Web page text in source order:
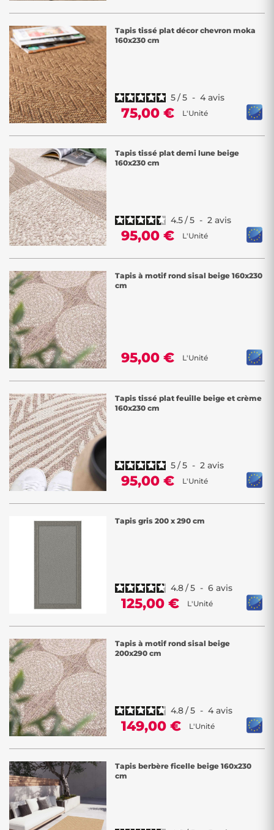
Tapis tissé plat décor chevron moka
160x230 cm
5/5 - 4 avis
75,00 € L'Unité
Tapis tissé plat demi lune beige
160x230 cm
4.5/5 - 2 avis
95,00 € L'Unité
Tapis à motif rond sisal beige 160x230
cm
95,00 € L'Unité
Tapis tissé plat feuille beige et crème
160x230 cm
5/5 - 2 avis
95,00 € L'Unité
Tapis gris 200 x 290 cm
4.8/5 - 6 avis
125,00 € L'Unité
Tapis à motif rond sisal beige
200x290 cm
4.8/5 - 4 avis
149,00 € L'Unité
Tapis berbère ficelle beige 160x230
cm